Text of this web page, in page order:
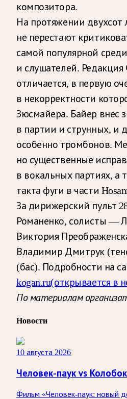
композитора.
На протяжении
не перестают
самой популярной
и слушателей.
отличается, в первую
в некорректности
Зюсмайера. Байер внес
в партии и струнных, и
особенно тромбонов.
но существенные
в вокальных партиях, а
такта фуги в части
За дирижерский пульт
Романенко, солисты —
Виктория
Владимир Дмитрук
(бас). Подробности на
kogan.ru(открывается в
По материалам
Новости
10 августа 2026
Человек-паук vs Колобок
Фильм «Человек-паук: новый